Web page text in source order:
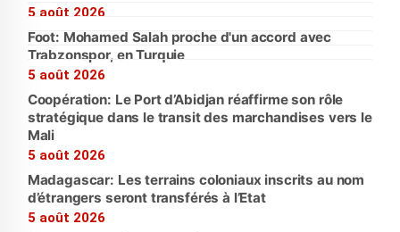
5 août 2026
Foot: Mohamed Salah proche d'un accord avec
Trabzonspor, en Turquie
5 août 2026
Coopération: Le Port d’Abidjan réaffirme son rôle
stratégique dans le transit des marchandises vers le
Mali
5 août 2026
Madagascar: Les terrains coloniaux inscrits au nom
d’étrangers seront transférés à l’Etat
5 août 2026